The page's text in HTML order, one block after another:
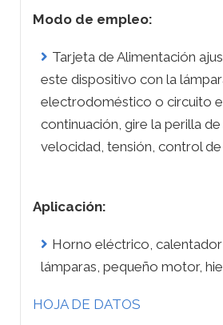
Modo de empleo:
Tarjeta de Alimentación
este dispositivo con la
electrodoméstico o circuito
continuación, gire la perilla de
velocidad, tensión, control
Aplicación:
Horno eléctrico, calentador
lámparas, pequeño motor,
HOJA DE DATOS